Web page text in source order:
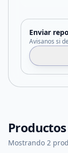
Enviar
Avisanos si
Mostrando 2